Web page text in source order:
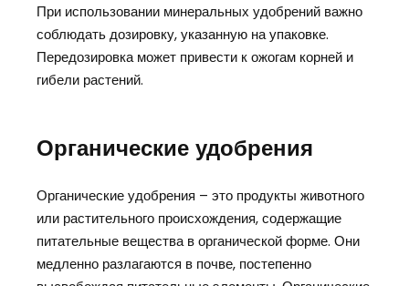
При использовании минеральных удобрений важно
соблюдать дозировку, указанную на упаковке.
Передозировка может привести к ожогам корней и
гибели растений.
Органические удобрения
Органические удобрения – это продукты животного
или растительного происхождения, содержащие
питательные вещества в органической форме. Они
медленно разлагаются в почве, постепенно